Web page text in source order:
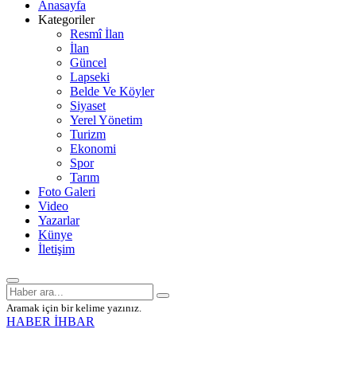
Anasayfa
Kategoriler
Resmî İlan
İlan
Güncel
Lapseki
Belde Ve Köyler
Siyaset
Yerel Yönetim
Turizm
Ekonomi
Spor
Tarım
Foto Galeri
Video
Yazarlar
Künye
İletişim
Aramak için bir kelime yazınız.
HABER İHBAR